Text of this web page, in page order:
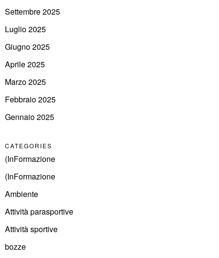
Settembre 2025
Luglio 2025
Giugno 2025
Aprile 2025
Marzo 2025
Febbraio 2025
Gennaio 2025
CATEGORIES
(InFormazione
(InFormazione
Ambiente
Attività parasportive
Attività sportive
bozze